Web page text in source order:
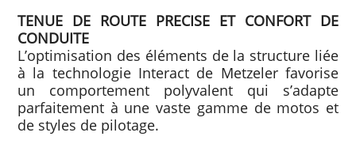
TENUE DE ROUTE PRECISE ET CONFORT DE
CONDUITE
L’optimisation des éléments de la structure liée
à la technologie Interact de Metzeler favorise
un comportement polyvalent qui s’adapte
parfaitement à une vaste gamme de motos et
de styles de pilotage.